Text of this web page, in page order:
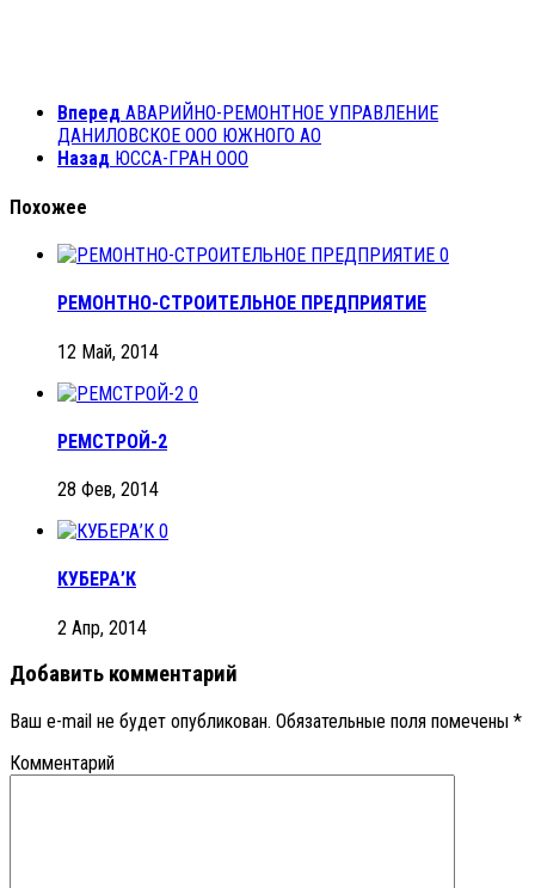
Вперед АВАРИЙНО-РЕМОНТНОЕ УПРАВЛЕНИЕ
ДАНИЛОВСКОЕ ООО ЮЖНОГО АО
Назад ЮССА-ГРАН ООО
Похожее
0
РЕМОНТНО-СТРОИТЕЛЬНОЕ ПРЕДПРИЯТИЕ
12 Май, 2014
0
РЕМСТРОЙ-2
28 Фев, 2014
0
КУБЕРА’К
2 Апр, 2014
Добавить комментарий
Ваш e-mail не будет опубликован. Обязательные поля помечены *
Комментарий